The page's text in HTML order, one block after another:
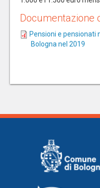
Documentazione
Pensioni e pensionati
Bologna nel 2019